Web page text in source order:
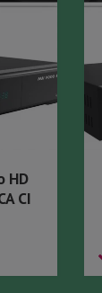
HD
CI